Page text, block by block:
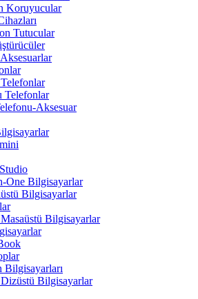
Koruyucular
Tutucular
Telefonlar
Aksesuar
One Bilgisayarlar
Bilgisayarlar
Bilgisayarlar
Bilgisayarları
Bilgisayarlar